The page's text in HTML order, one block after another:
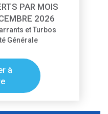
PAR MOIS
2026
et Turbos
Générale
à